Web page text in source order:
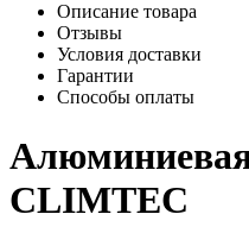
Описание товара
Отзывы
Условия доставки
Гарантии
Способы оплаты
CLIMTEC